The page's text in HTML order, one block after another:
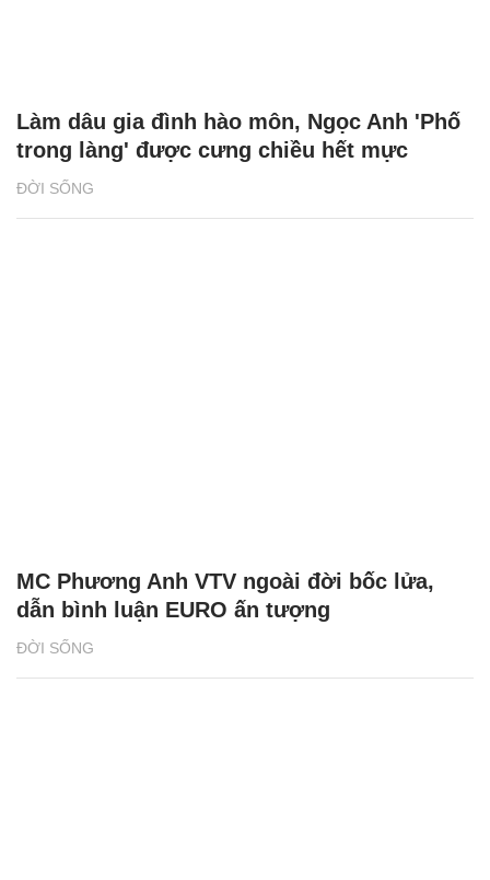
ĐỜI SỐNG
Làm dâu gia đình hào môn, Ngọc Anh 'Phố
trong làng' được cưng chiều hết mực
ĐỜI SỐNG
MC Phương Anh VTV ngoài đời bốc lửa,
dẫn bình luận EURO ấn tượng